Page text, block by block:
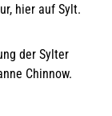
hier auf Sylt.
der Sylter
Chinnow.